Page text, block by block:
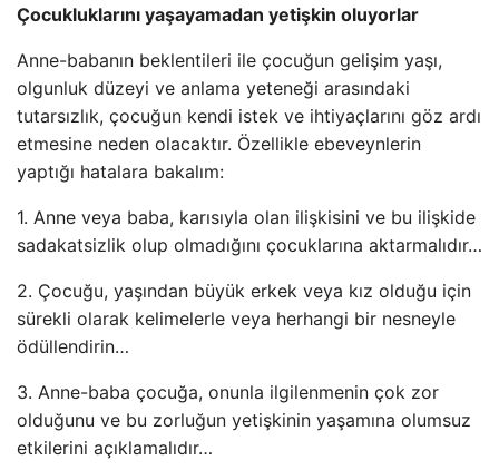
Çocukluklarını yaşayamadan yetişkin oluyorlar
Anne-babanın beklentileri ile çocuğun gelişim yaşı,
olgunluk düzeyi ve anlama yeteneği arasındaki
tutarsızlık, çocuğun kendi istek ve ihtiyaçlarını göz ardı
etmesine neden olacaktır. Özellikle ebeveynlerin
yaptığı hatalara bakalım:
1. Anne veya baba, karısıyla olan ilişkisini ve bu ilişkide
sadakatsizlik olup olmadığını çocuklarına aktarmalıdır…
2. Çocuğu, yaşından büyük erkek veya kız olduğu için
sürekli olarak kelimelerle veya herhangi bir nesneyle
ödüllendirin…
3. Anne-baba çocuğa, onunla ilgilenmenin çok zor
olduğunu ve bu zorluğun yetişkinin yaşamına olumsuz
etkilerini açıklamalıdır…